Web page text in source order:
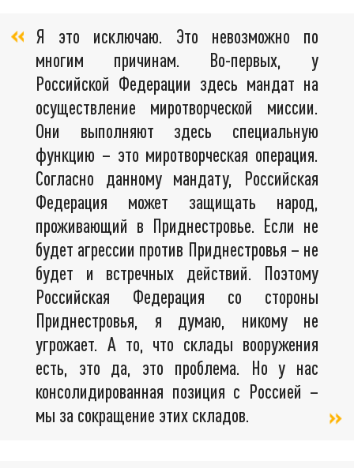
Я это исключаю. Это невозможно по
многим причинам. Во-первых, у
Российской Федерации здесь мандат на
осуществление миротворческой миссии.
Они выполняют здесь специальную
функцию – это миротворческая операция.
Согласно данному мандату, Российская
Федерация может защищать народ,
проживающий в Приднестровье. Если не
будет агрессии против Приднестровья – не
будет и встречных действий. Поэтому
Российская Федерация со стороны
Приднестровья, я думаю, никому не
угрожает. А то, что склады вооружения
есть, это да, это проблема. Но у нас
консолидированная позиция с Россией –
мы за сокращение этих складов.